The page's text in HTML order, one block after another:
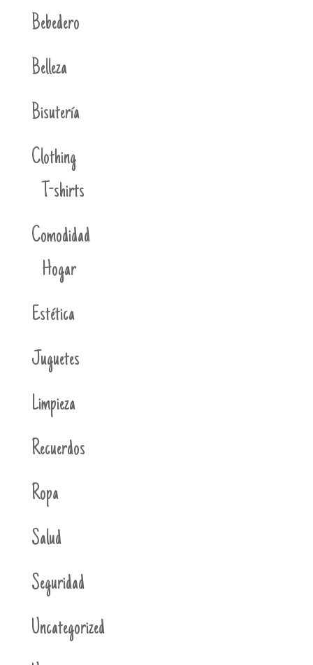
Bebedero
Belleza
Bisutería
Clothing
T-shirts
Comodidad
Hogar
Estética
Juguetes
Limpieza
Recuerdos
Ropa
Salud
Seguridad
Uncategorized